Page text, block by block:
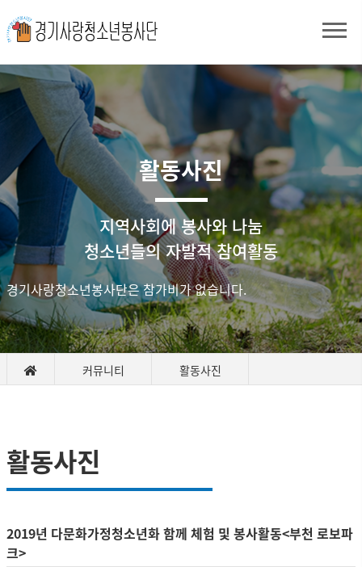
활동사진
지역사회에 봉사와 나눔
청소년들의 자발적 참여활동
경기사랑청소년봉사단은 참가비가 없습니다.
커뮤니티 활동사진
활동사진
2019년 다문화가정청소년화 함께 체험 및 봉사활동<부천 로보파
크>